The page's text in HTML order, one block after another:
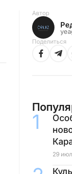
Автор
Поделиться
29